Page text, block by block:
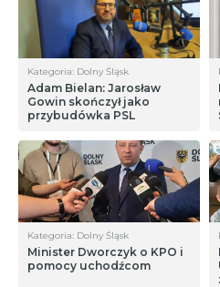
Kategoria: Dolny Śląsk
Adam Bielan: Jarosław
Gowin skończył jako
przybudówka PSL
Kategoria: Dolny Śląsk
Minister Dworczyk o KPO i
pomocy uchodźcom